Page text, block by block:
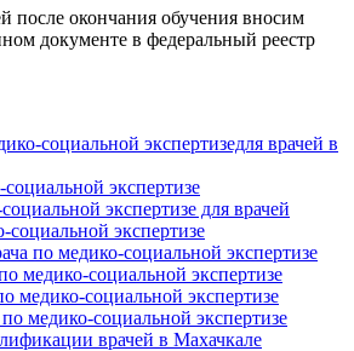
после окончания обучения вносим
документе в федеральный реестр
социальной экспертизедля врачей в
экспертизе
экспертизе для врачей
социальной экспертизе
по медико-социальной экспертизе
медико-социальной экспертизе
медико-социальной экспертизе
по медико-социальной экспертизе
врачей в Махачкале